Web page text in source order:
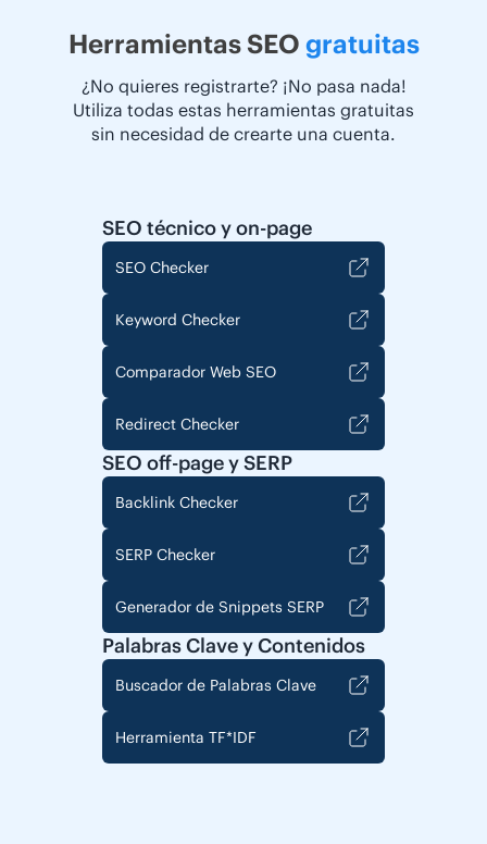
Herramientas SEO gratuitas
¿No quieres registrarte? ¡No pasa nada!
Utiliza todas estas herramientas gratuitas
sin necesidad de crearte una cuenta.
SEO técnico y on-page
SEO Checker
Keyword Checker
Comparador Web SEO
Redirect Checker
SEO off-page y SERP
Backlink Checker
SERP Checker
Generador de Snippets SERP
Palabras Clave y Contenidos
Buscador de Palabras Clave
Herramienta TF*IDF